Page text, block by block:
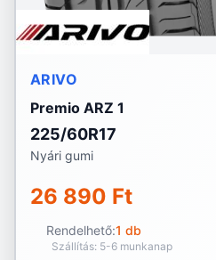
ARIVO
Premio ARZ 1
225/60R17
Nyári gumi
26 890 Ft
Rendelhető:1 db
Szállítás: 5-6 munkanap